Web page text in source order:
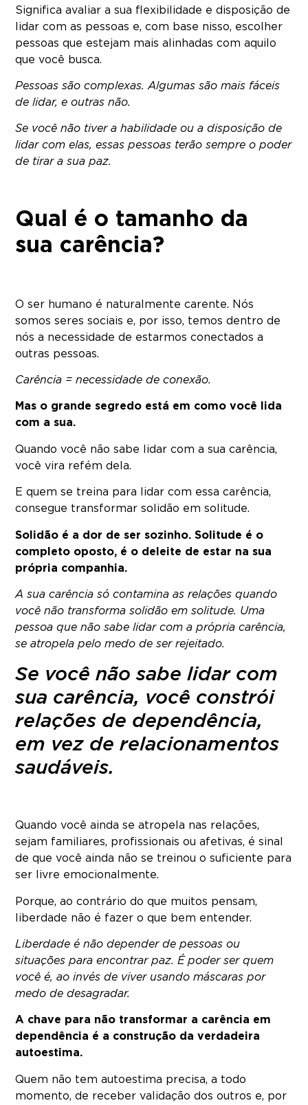
Significa avaliar a sua flexibilidade e disposição de
lidar com as pessoas e, com base nisso, escolher
pessoas que estejam mais alinhadas com aquilo
que você busca.
Pessoas são complexas. Algumas são mais fáceis
de lidar, e outras não.
Se você não tiver a habilidade ou a disposição de
lidar com elas, essas pessoas terão sempre o poder
de tirar a sua paz.
Qual é o tamanho da
sua carência?
O ser humano é naturalmente carente. Nós
somos seres sociais e, por isso, temos dentro de
nós a necessidade de estarmos conectados a
outras pessoas.
Carência = necessidade de conexão.
Mas o grande segredo está em como você lida
com a sua.
Quando você não sabe lidar com a sua carência,
você vira refém dela.
E quem se treina para lidar com essa carência,
consegue transformar solidão em solitude.
Solidão é a dor de ser sozinho. Solitude é o
completo oposto, é o deleite de estar na sua
própria companhia.
A sua carência só contamina as relações quando
você não transforma solidão em solitude. Uma
pessoa que não sabe lidar com a própria carência,
se atropela pelo medo de ser rejeitado.
Se você não sabe lidar com
sua carência, você constrói
relações de dependência,
em vez de relacionamentos
saudáveis.
Quando você ainda se atropela nas relações,
sejam familiares, profissionais ou afetivas, é sinal
de que você ainda não se treinou o suficiente para
ser livre emocionalmente.
Porque, ao contrário do que muitos pensam,
liberdade não é fazer o que bem entender.
Liberdade é não depender de pessoas ou
situações para encontrar paz. É poder ser quem
você é, ao invés de viver usando máscaras por
medo de desagradar.
A chave para não transformar a carência em
dependência é a construção da verdadeira
autoestima.
Quem não tem autoestima precisa, a todo
momento, de receber validação dos outros e, por